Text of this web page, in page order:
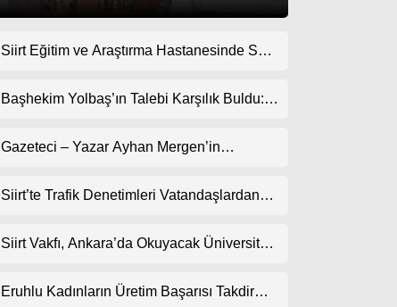
Gündem
Spor
Magazin
Siirt Eğitim ve Araştırma Hastanesinde Son
Randevularda Bekleme Süresi Kısaldı
Başhekim Yolbaş’ın Talebi Karşılık Buldu:
Gazeteci – Yazar Ayhan Mergen’in
Kuralları”
Siirt’te Trafik Denetimleri Vatandaşlardan
Siirt Vakfı, Ankara’da Okuyacak Üniversite
Eruhlu Kadınların Üretim Başarısı Takdir